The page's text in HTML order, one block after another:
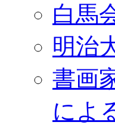
白馬
明治
書画
によ